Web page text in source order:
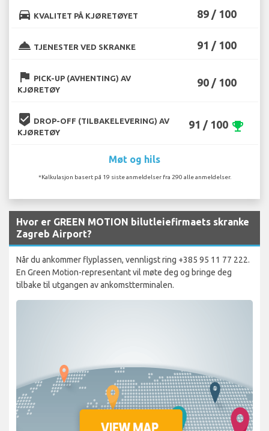
directions_car KVALITET PÅ KJØRETØYET 89 / 100
room_service TJENESTER VED SKRANKE 91 / 100
flag PICK-UP (AVHENTING) AV
KJØRETØY
90 / 100
beenhere DROP-OFF (TILBAKELEVERING) AV
KJØRETØY
91 / 100 emoji_events
Møt og hils
*Kalkulasjon basert på 19 siste anmeldelser fra 290 alle anmeldelser.
Hvor er GREEN MOTION bilutleiefirmaets skranke
Zagreb Airport?
Når du ankommer flyplassen, vennligst ring +385 95 11 77 222.
En Green Motion-representant vil møte deg og bringe deg
tilbake til utgangen av ankomstterminalen.